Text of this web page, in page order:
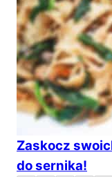
Zaskocz
do sernika!